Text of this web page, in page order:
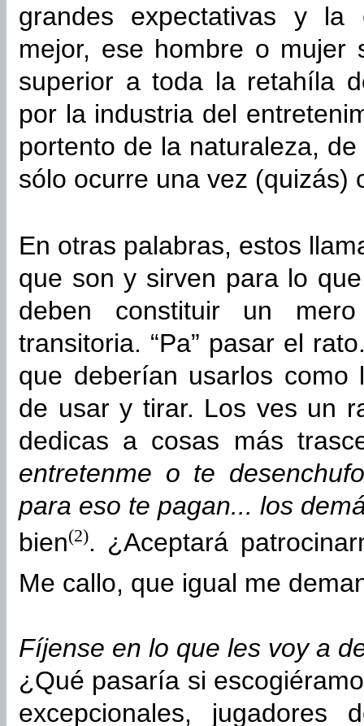
grandes expectativas y
mejor, ese hombre o mujer
superior a toda la retahíla
por la industria del
portento de la naturaleza,
sólo ocurre una vez (quizás)
En otras palabras, estos
que son y sirven para lo
deben constituir un
transitoria. “Pa” pasar el
que deberían usarlos como
de usar y tirar. Los ves un
dedicas a cosas más
entretenme o te
para eso te pagan... los
bien(2). ¿Aceptará
Me callo, que igual me
Fíjense en lo que les voy a
¿Qué pasaría si
excepcionales, jugadores